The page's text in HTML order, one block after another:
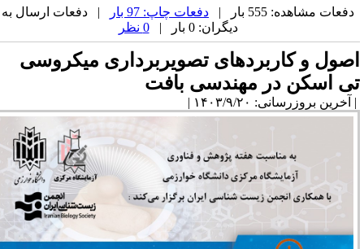
دفعات مشاهده: 555 بار | دفعات چاپ: 97 بار
| دفعات ارسال به
دیگران: 0 بار |
و کاربردهای تصویربرداری میکروسی
اسکن در مهندسی بافت
بروزرسانی: ۱۴۰۳/۹/۲۰ |